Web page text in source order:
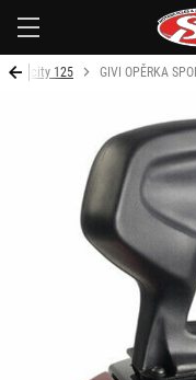
Tricity 125 GIVI OPĚRKA